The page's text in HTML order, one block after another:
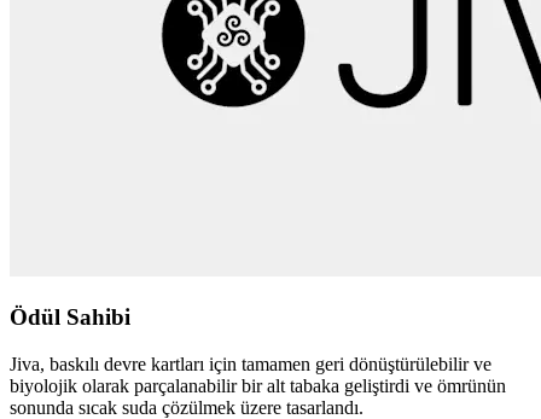
Ödül Sahibi
Jiva, baskılı devre kartları için tamamen geri dönüştürülebilir ve
biyolojik olarak parçalanabilir bir alt tabaka geliştirdi ve ömrünün
sonunda sıcak suda çözülmek üzere tasarlandı.